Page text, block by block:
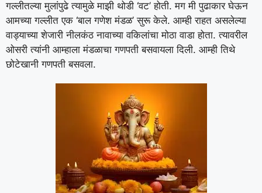
गल्लीतल्या मुलांपुढे त्यामुळे माझी थोडी ‘वट’ होती. मग मी पुढाकार घेऊन
आमच्या गल्लीत एक ‘बाल गणेश मंडळ’ सुरू केले. आम्ही राहत असलेल्या
वाड्याच्या शेजारी नीलकंठ नावाच्या वकिलांचा मोठा वाडा होता. त्यावरील
ओसरी त्यांनी आम्हाला मंडळाचा गणपती बसवायला दिली. आम्ही तिथे
छोटेखानी गणपती बसवला.